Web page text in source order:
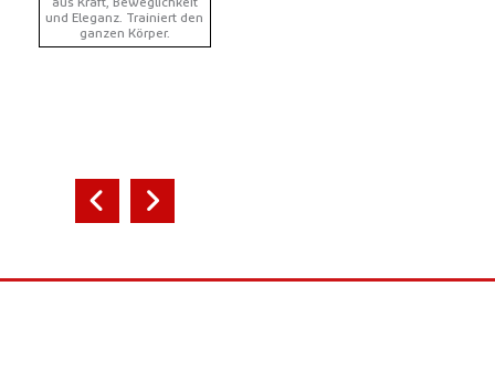
und Eleganz. Trainiert den
ganzen Körper.